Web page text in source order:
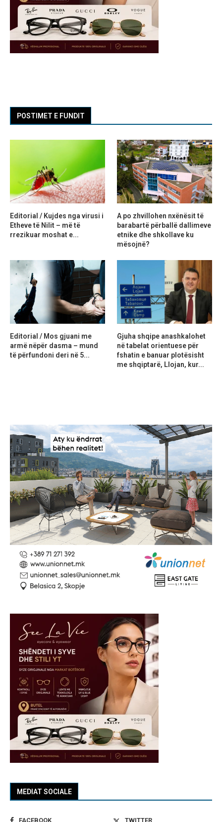
MEDIAT SOCIALE
FACEBOOK
TWITTER
POSTIMET E FUNDIT
Editorial / Kujdes nga virusi i
Etheve të Nilit – më të
rrezikuar moshat e...
A po zhvillohen nxënësit të
barabartë përballë dallimeve
etnike dhe shkollave ku
mësojnë?
Editorial / Mos gjuani me
armë nëpër dasma – mund
të përfundoni deri në 5...
Gjuha shqipe anashkalohet
në tabelat orientuese për
fshatin e banuar plotësisht
me shqiptarë, Llojan, kur...